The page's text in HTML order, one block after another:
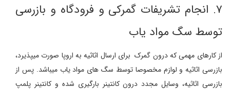
۷. انجام تشریفات گمرکی و فرودگاه و بازرسی
توسط سگ مواد یاب
از کارهای مهمی که درون گمرک برای ارسال اثاثیه به اروپا صورت میپذیرد،
بازرسی اثاثیه و لوازم مخصوصا توسط سگ های مواد یاب میباشد. پس از
بازرسی اثاثیه، وسایل مجدد درون کانتینر بارگیری شده و کانتینر پلمپ